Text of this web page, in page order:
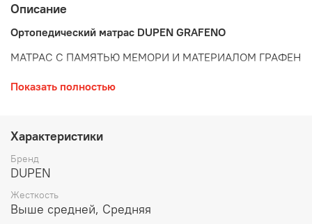
Описание
Ортопедический матрас DUPEN GRAFENO
МАТРАС С ПАМЯТЬЮ МЕМОРИ И МАТЕРИАЛОМ ГРАФЕН
ДВУХСТОРОННИЙ МАТРАС
БОКОВЫЕ РУЧКИ
ВЫСОТА МАТРАСА: 28+-1 СМ
(Твердый матрас)
Показать полностью
Характеристики
Бренд
DUPEN
Жесткость
Выше средней, Средняя